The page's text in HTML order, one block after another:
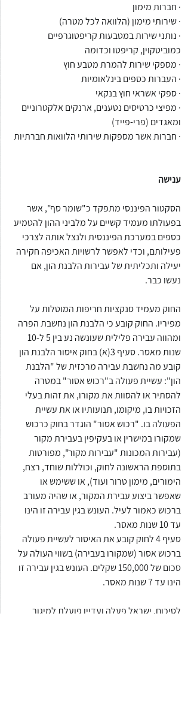
· חברות מימון
· שירותי מימון (הלוואה לכל מטרה)
· נותני שירות במטבעות קריפטוגרפיים
כמוביטקוין, קריפטו וכדומה
· מספקי שירות להמרת מטבע חוץ
· העברות כספים בינלאומיות
· ספקי אשראי חוץ בנקאי
· מפיצי כרטיסים נטענים, ארנקים אלקטרוניים
ומאגדים (פרי-פייד)
· חברות אשר מספקות שירותי הלוואות חברתיות
ענישה
הסקטור הפיננסי מתפקד כ"שומר סף", אשר
בפעולתו מעמיד קשיים על מלביני ההון להטמיע
כספים במערכת הפיננסית ולנצל אותה לצרכי
פעילותם, וכדי לאפשר לרשויות האכיפה חקירה
יעילה ותכליתית של עבירות הלבנת הון, אם
נעשו כבר.
החוק מעמיד סנקציות חריפות המוטלות על
מפיריו. החוק קובע כי הלבנת הון נחשבת הפרה
שנות מאסר. סעיף 3(א) בחוק איסור הלבנת הון
קובע מה נחשבת עבירה מרכזית של "הלבנת
הון": עשיית פעולה ב"רכוש אסור" במטרה
להסתיר או להסוות את מקורו, את זהות בעלי
הזכויות בו, מיקומו, תנועותיו או את עשיית
הפעולה בו. "רכוש אסור" הוגדר בחוק כרכוש
שמקורו במישרין או בעקיפין בעבירת מקור
(עבירות המכונות "עבירות מקור", מפורטות
בתוספת הראשונה לחוק, וכוללות שוחד, רצח,
הימורים, מימון טרור ועוד), או ששימש או
שאפשר ביצוע עבירת המקור, או שהיה מעורב
ברכוש כאמור לעיל. העונש בגין עבירה זו הינו
עד 10 שנות מאסר.
סעיף 4 לחוק קובע את האיסור לעשיית פעולה
ברכוש אסור (שמקורו בעבירה) בשווי העולה על
סכום של 150,000 שקלים. העונש בגין עבירה זו
הינו עד 7 שנות מאסר.
לסיכום, ישראל פעלה ועדיין פועלת למיגור